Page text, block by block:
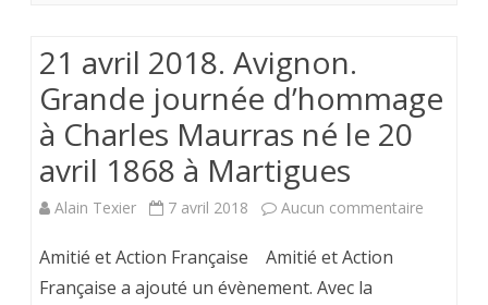
qui
n’était
qu’humaine
…
mais
quelle
vie
21 avril 2018. Avignon.
Grande journée d’hommage
à Charles Maurras né le 20
avril 1868 à Martigues
Alain Texier 7 avril 2018 Aucun commentaire
Amitié et Action Française Amitié et Action
Française a ajouté un évènement. Avec la